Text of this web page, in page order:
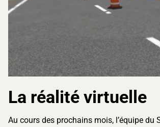
La réalité virtuelle
Au cours des prochains mois, l’équipe du